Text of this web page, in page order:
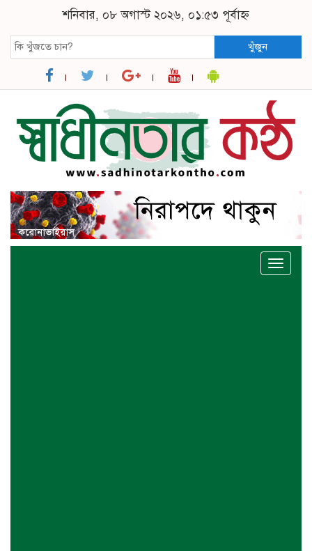
শনিবার, ০৮ অগাস্ট ২০২৬, ০১:৫৩ পূর্বাহ্ন
খুঁজুন
Toggle